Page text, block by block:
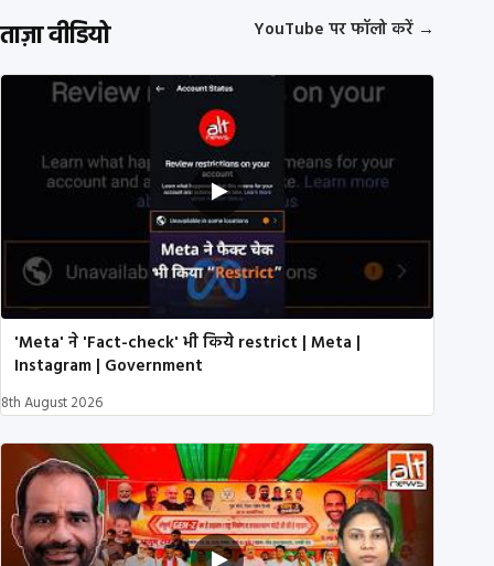
ताज़ा वीडियो YouTube पर फॉलो करें →
'Meta' ने 'Fact-check' भी किये restrict | Meta |
Instagram | Government
8th August 2026